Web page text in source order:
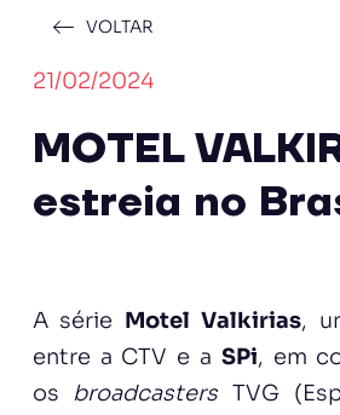
VOLTAR
21/02/2024
MOTEL
estreia no
A série Motel Valkirias,
entre a CTV e a SPi, em
os broadcasters TVG